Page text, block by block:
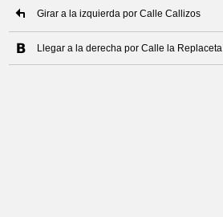
Girar a la izquierda por Calle Callizos
Llegar a la derecha por Calle la Replaceta